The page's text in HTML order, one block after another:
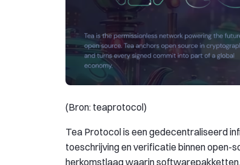
(Bron: teaprotocol)
Tea Protocol is een gedecentraliseerd
toeschrijving en verificatie binnen
herkomstlaag waarin